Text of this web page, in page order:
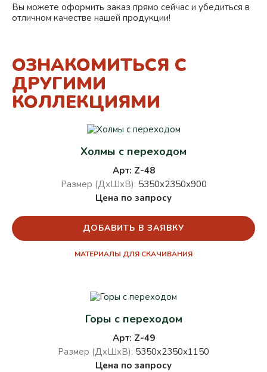
Вы можете оформить заказ прямо сейчас и убедиться в
отличном качестве нашей продукции!
ОЗНАКОМИТЬСЯ С
ДРУГИМИ
КОЛЛЕКЦИЯМИ
Холмы с переходом
Арт: Z-48
Размер (ДхШхВ): 5350х2350х900
Цена по запросу
ДОБАВИТЬ В ЗАЯВКУ
МАТЕРИАЛЫ ДЛЯ СКАЧИВАНИЯ
Горы с переходом
Арт: Z-49
Размер (ДхШхВ): 5350х2350х1150
Цена по запросу